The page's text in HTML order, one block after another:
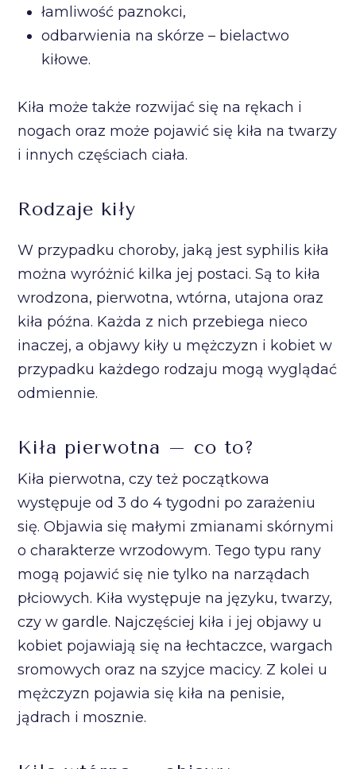
łamliwość paznokci,
odbarwienia na skórze – bielactwo
kiłowe.
Kiła może także rozwijać się na rękach i
nogach oraz może pojawić się kiła na twarzy
i innych częściach ciała.
Rodzaje kiły
W przypadku choroby, jaką jest syphilis kiła
można wyróżnić kilka jej postaci. Są to kiła
wrodzona, pierwotna, wtórna, utajona oraz
kiła późna. Każda z nich przebiega nieco
inaczej, a objawy kiły u mężczyzn i kobiet w
przypadku każdego rodzaju mogą wyglądać
odmiennie.
Kiła pierwotna – co to?
Kiła pierwotna, czy też początkowa
występuje od 3 do 4 tygodni po zarażeniu
się. Objawia się małymi zmianami skórnymi
o charakterze wrzodowym. Tego typu rany
mogą pojawić się nie tylko na narządach
płciowych. Kiła występuje na języku, twarzy,
czy w gardle. Najczęściej kiła i jej objawy u
kobiet pojawiają się na łechtaczce, wargach
sromowych oraz na szyjce macicy. Z kolei u
mężczyzn pojawia się kiła na penisie,
jądrach i mosznie.